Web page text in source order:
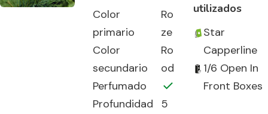
Color
primario
Ro
ze
Color
secundario
Ro
od
Perfumado
Profundidad
5
utilizados
Star
Capperline
1/6 Open In
Front Boxes